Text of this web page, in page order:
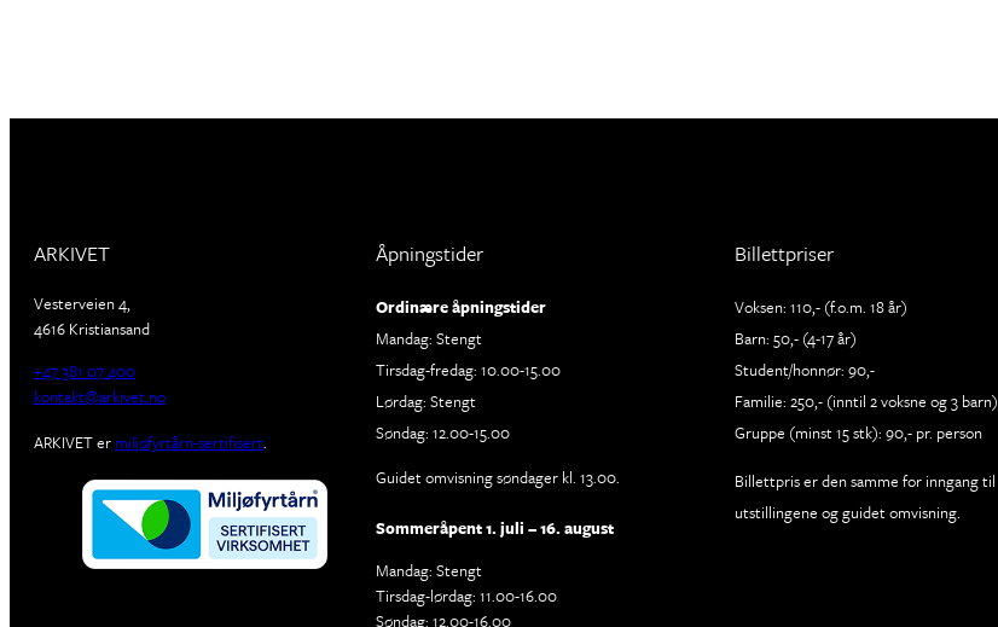
ARKIVET
Vesterveien 4,
4616 Kristiansand
+47 381 07 400
kontakt@arkivet.no
ARKIVET er miljøfyrtårn-sertifisert.
Åpningstider
Ordinære åpningstider
Mandag: Stengt
Tirsdag-fredag: 10.00-15.00
Lørdag: Stengt
Søndag: 12.00-15.00
Guidet omvisning søndager kl. 13.00.
Sommeråpent 1. juli – 16. august
Mandag: Stengt
Tirsdag-lørdag: 11.00-16.00
Søndag: 12.00-16.00
Billettpriser
Voksen: 110,- (f.o.m. 18 år)
Barn: 50,- (4-17 år)
Student/honnør: 90,-
Familie: 250,- (inntil 2 voksne og 3 barn)
Gruppe (minst 15 stk): 90,- pr. person
Billettpris er den samme for inngang til
utstillingene og guidet omvisning.